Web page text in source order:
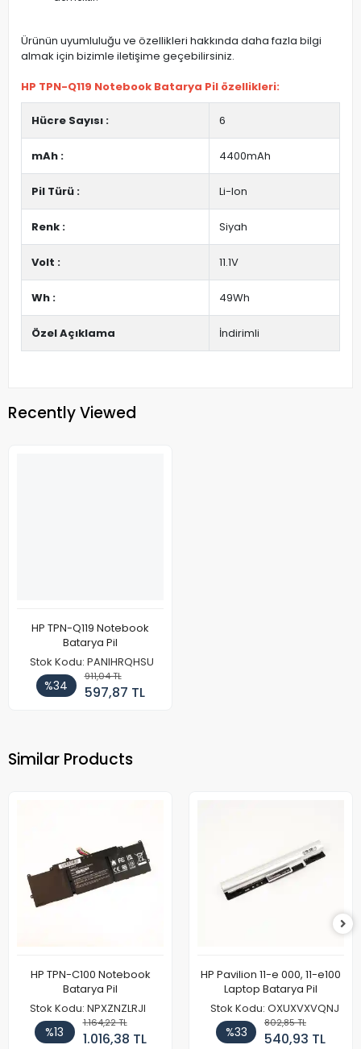
Ürünün uyumluluğu ve özellikleri hakkında daha fazla bilgi
almak için bizimle iletişime geçebilirsiniz.
HP TPN-Q119 Notebook Batarya Pil özellikleri:
Hücre Sayısı : 6
mAh : 4400mAh
Pil Türü : Li-Ion
Renk : Siyah
Volt : 11.1V
Wh : 49Wh
Özel Açıklama İndirimli
Recently Viewed
HP TPN-Q119 Notebook
Batarya Pil
Stok Kodu: PANIHRQHSU
%34
911,04 TL
597,87 TL
Similar Products
HP TPN-C100 Notebook
Batarya Pil
Stok Kodu: NPXZNZLRJI
%13
1.164,22 TL
1.016,38 TL
HP Pavilion 11-e 000, 11-e100
Laptop Batarya Pil
Stok Kodu: OXUXVXVQNJ
%33
802,85 TL
540,93 TL